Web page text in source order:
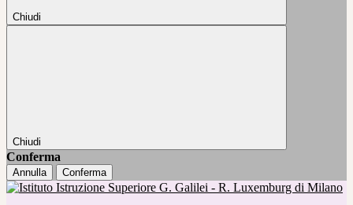
Chiudi
Chiudi
Conferma
Annulla Conferma